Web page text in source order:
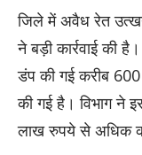
​जिले में अवैध रेत
ने बड़ी कार्रवाई की
डंप की गई करीब
की गई है। विभाग ने
लाख रुपये से अधिक